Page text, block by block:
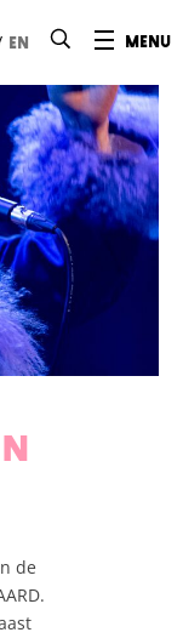
menu
en
de